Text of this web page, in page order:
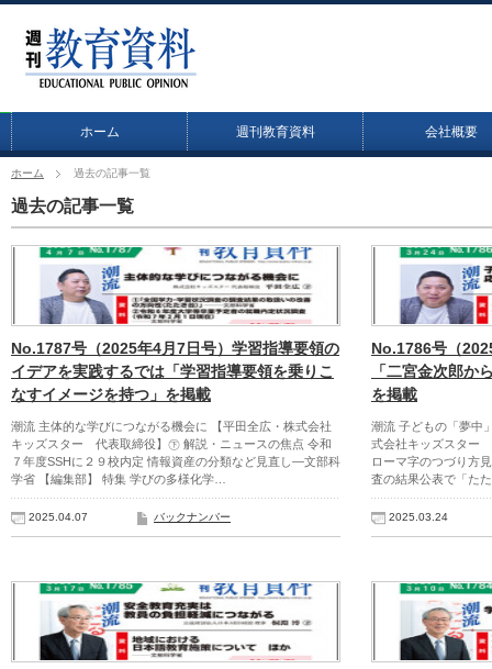
ホーム 週刊教育資料 会社概要
ホーム 過去の記事一覧
過去の記事一覧
No.1787号（2025年4月7日号）学習指導要領の
イデアを実践するでは「学習指導要領を乗りこ
なすイメージを持つ」を掲載
潮流 主体的な学びにつながる機会に 【平田全広・株式会社
キッズスター 代表取締役】㊦ 解説・ニュースの焦点 令和
７年度SSHに２９校内定 情報資産の分類など見直し―文部科
学省 【編集部】 特集 学びの多様化学…
2025.04.07 バックナンバー
No.1786号（
「二宮金次郎か
を掲載
潮流 子どもの「夢中
式会社キッズスター
ローマ字のつづり方
査の結果公表で「た
2025.03.24